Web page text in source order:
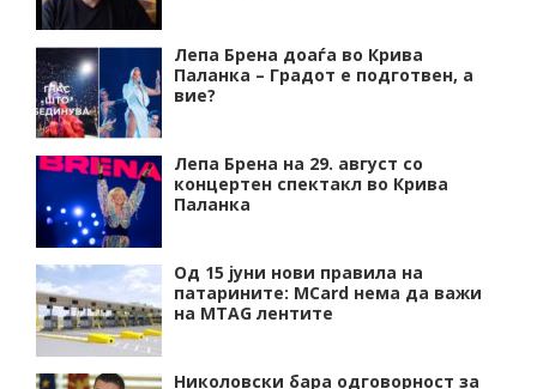
Лепа Брена доаѓа во Крива
Паланка – Градот е подготвен, а
вие?
Лепа Брена на 29. август со
концертен спектакл во Крива
Паланка
Од 15 јуни нови правила на
патарините: MCard нема да важи
на MTAG лентите
Николовски бара одговорност за